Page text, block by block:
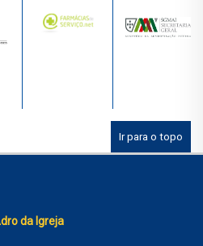
Ir para o topo
da Igreja